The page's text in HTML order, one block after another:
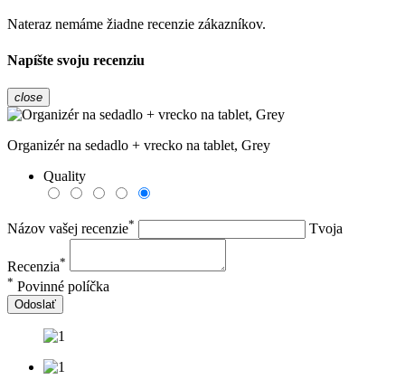
Nateraz nemáme žiadne recenzie zákazníkov.
Napíšte svoju recenziu
close
Organizér na sedadlo + vrecko na tablet, Grey
Quality
Názov vašej recenzie* Tvoja
Recenzia*
* Povinné políčka
Odoslať